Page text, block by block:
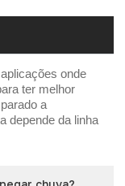
onde
ter melhor
a
depende da linha